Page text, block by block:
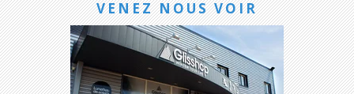
VENEZ NOUS VOIR